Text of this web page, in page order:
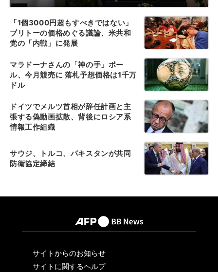
「1個3000円超もすべきではない」
ブリトーの価格めぐる議論、米共和
党の「内戦」に発展
マラドーナさんの「神の手」ボー
ル、今月競売に 落札予想価格は1千万
ドル
ドイツでメルツ首相が辞任計画と主
張する偽動画拡散、背後にロシア系
情報工作組織
サウジ、トルコ、パキスタンが共同
防衛協定締結
サイトからのお知らせ
サイトに関するヘルプ